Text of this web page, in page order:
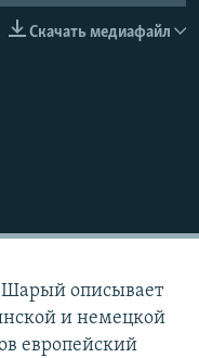
Скачать медиафайл
Шарый описывает
и немецкой
европейский